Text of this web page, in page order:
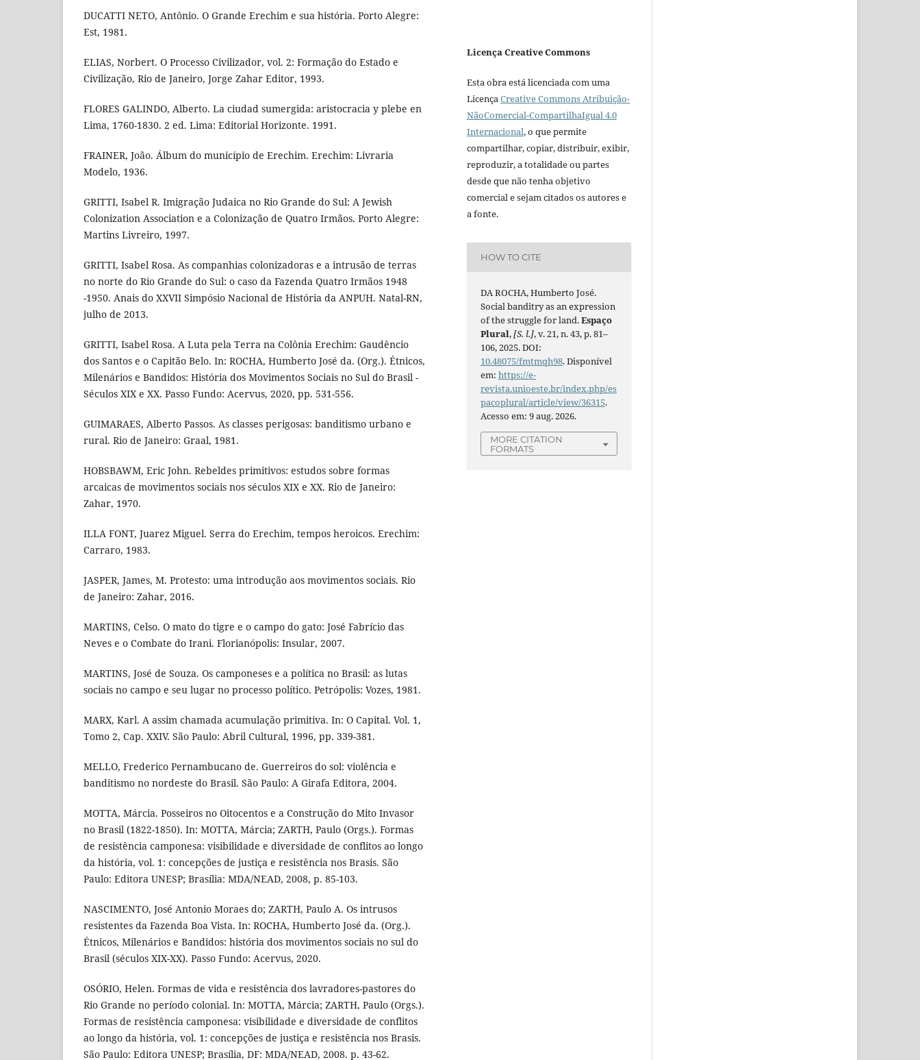
DUCATTI NETO, Antônio. O Grande Erechim e sua história. Porto Alegre:
Est, 1981.
ELIAS, Norbert. O Processo Civilizador, vol. 2: Formação do Estado e
Civilização, Rio de Janeiro, Jorge Zahar Editor, 1993.
FLORES GALINDO, Alberto. La ciudad sumergida: aristocracia y plebe en
Lima, 1760-1830. 2 ed. Lima: Editorial Horizonte. 1991.
FRAINER, João. Álbum do município de Erechim. Erechim: Livraria
Modelo, 1936.
GRITTI, Isabel R. Imigração Judaica no Rio Grande do Sul: A Jewish
Colonization Association e a Colonização de Quatro Irmãos. Porto Alegre:
Martins Livreiro, 1997.
GRITTI, Isabel Rosa. As companhias colonizadoras e a intrusão de terras
no norte do Rio Grande do Sul: o caso da Fazenda Quatro Irmãos 1948
-1950. Anais do XXVII Simpósio Nacional de História da ANPUH. Natal-RN,
julho de 2013.
GRITTI, Isabel Rosa. A Luta pela Terra na Colônia Erechim: Gaudêncio
dos Santos e o Capitão Belo. In: ROCHA, Humberto José da. (Org.). Étnicos,
Milenários e Bandidos: História dos Movimentos Sociais no Sul do Brasil -
Séculos XIX e XX. Passo Fundo: Acervus, 2020, pp. 531-556.
GUIMARAES, Alberto Passos. As classes perigosas: banditismo urbano e
rural. Rio de Janeiro: Graal, 1981.
HOBSBAWM, Eric John. Rebeldes primitivos: estudos sobre formas
arcaicas de movimentos sociais nos séculos XIX e XX. Rio de Janeiro:
Zahar, 1970.
ILLA FONT, Juarez Miguel. Serra do Erechim, tempos heroicos. Erechim:
Carraro, 1983.
JASPER, James, M. Protesto: uma introdução aos movimentos sociais. Rio
de Janeiro: Zahar, 2016.
MARTINS, Celso. O mato do tigre e o campo do gato: José Fabrício das
Neves e o Combate do Irani. Florianópolis: Insular, 2007.
MARTINS, José de Souza. Os camponeses e a política no Brasil: as lutas
sociais no campo e seu lugar no processo político. Petrópolis: Vozes, 1981.
MARX, Karl. A assim chamada acumulação primitiva. In: O Capital. Vol. 1,
Tomo 2, Cap. XXIV. São Paulo: Abril Cultural, 1996, pp. 339-381.
MELLO, Frederico Pernambucano de. Guerreiros do sol: violência e
banditismo no nordeste do Brasil. São Paulo: A Girafa Editora, 2004.
MOTTA, Márcia. Posseiros no Oitocentos e a Construção do Mito Invasor
no Brasil (1822-1850). In: MOTTA, Márcia; ZARTH, Paulo (Orgs.). Formas
de resistência camponesa: visibilidade e diversidade de conflitos ao longo
da história, vol. 1: concepções de justiça e resistência nos Brasis. São
Paulo: Editora UNESP; Brasília: MDA/NEAD, 2008, p. 85-103.
NASCIMENTO, José Antonio Moraes do; ZARTH, Paulo A. Os intrusos
resistentes da Fazenda Boa Vista. In: ROCHA, Humberto José da. (Org.).
Étnicos, Milenários e Bandidos: história dos movimentos sociais no sul do
Brasil (séculos XIX-XX). Passo Fundo: Acervus, 2020.
OSÓRIO, Helen. Formas de vida e resistência dos lavradores-pastores do
Rio Grande no período colonial. In: MOTTA, Márcia; ZARTH, Paulo (Orgs.).
Formas de resistência camponesa: visibilidade e diversidade de conflitos
ao longo da história, vol. 1: concepções de justiça e resistência nos Brasis.
São Paulo: Editora UNESP; Brasília, DF: MDA/NEAD, 2008. p. 43-62.
Licença Creative Commons
Esta obra está licenciada com uma
LicençaCreative Commons Atribuição-
NãoComercial-CompartilhaIgual 4.0
Internacional, o que permite
compartilhar, copiar, distribuir, exibir,
reproduzir, a totalidade ou partes
desde que não tenha objetivo
comercial e sejam citados os autores e
a fonte.
HOW TO CITE
DA ROCHA, Humberto José.
Social banditry as an expression
of the struggle for land.Espaço
Plural,[S. l.], v. 21, n. 43, p. 81–
106, 2025. DOI:
10.48075/fmtmqh98. Disponível
em:https://e-
revista.unioeste.br/index.php/es
pacoplural/article/view/36315.
Acesso em: 9 aug. 2026.
MORE CITATION
FORMATS